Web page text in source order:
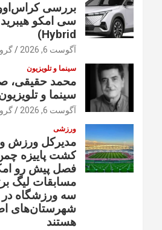
بررسی
Hybrid)
آگوست 6, 2026
سینما و تلویزیون
محمد حقیقی،
سینما و
آگوست 6, 2026
ورزشی
مدیرکل ورزش و
کشت پاییزه
فصل پیش رو
مسابقات لیگ
سه ورزشگاه در
شهرستان‌های
هستند